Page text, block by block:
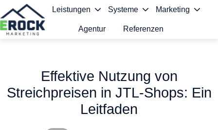
Leistungen Systeme Marketing
Agentur Referenzen
Effektive Nutzung von
Streichpreisen in JTL-Shops: Ein
Leitfaden